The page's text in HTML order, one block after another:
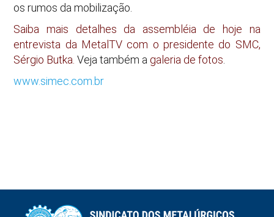
os rumos da mobilização.
Saiba mais detalhes da assembléia de hoje na
entrevista da MetalTV com o presidente do SMC,
Sérgio Butka. Veja também a galeria de fotos.
www.simec.com.br